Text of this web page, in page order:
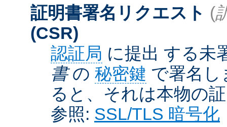
証明書署名リクエスト (
(CSR)
認証局 に提出 する未
書の 秘密鍵 で署名し
ると、それは本物の
参照: SSL/TLS 暗号化